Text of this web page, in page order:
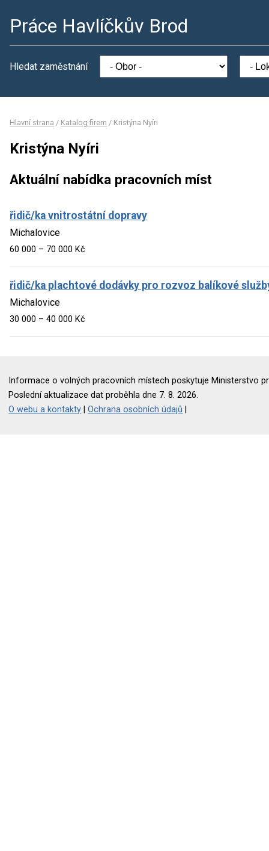
Práce Havlíčkův Brod
Hledat zaměstnání
Hlavní strana / Katalog firem / Kristýna Nyíri
Kristýna Nyíri
Aktuální nabídka pracovních míst
řidič/ka vnitrostátní dopravy
Michalovice
60 000 – 70 000 Kč
řidič/ka plachtové dodávky pro rozvoz balíkové
Michalovice
30 000 – 40 000 Kč
Informace o volných pracovních místech poskytuje Ministerstvo
Poslední aktualizace dat proběhla dne 7. 8. 2026.
O webu a kontakty |Ochrana osobních údajů